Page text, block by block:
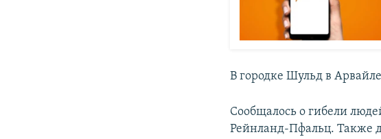
В городке Шульд в
Сообщалось о гибели
Рейнланд-Пфальц. Также